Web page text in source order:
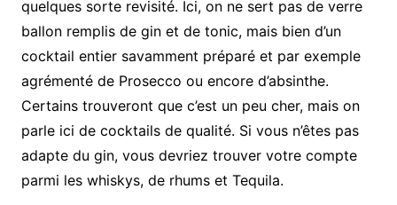
quelques sorte revisité. Ici, on ne sert pas de verre
ballon remplis de gin et de tonic, mais bien d’un
cocktail entier savamment préparé et par exemple
agrémenté de Prosecco ou encore d’absinthe.
Certains trouveront que c’est un peu cher, mais on
parle ici de cocktails de qualité. Si vous n’êtes pas
adapte du gin, vous devriez trouver votre compte
parmi les whiskys, de rhums et Tequila.